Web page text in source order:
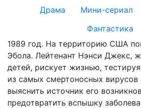
Драма
Мини-сериал
Фантастика
1989 год. На территорию США
Эбола. Лейтенант Нэнси Джекс,
детей, рискует жизнью,
из самых смертоносных
выяснить источник его
предотвратить вспышку